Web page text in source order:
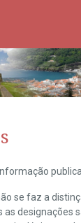
se faz a
designações